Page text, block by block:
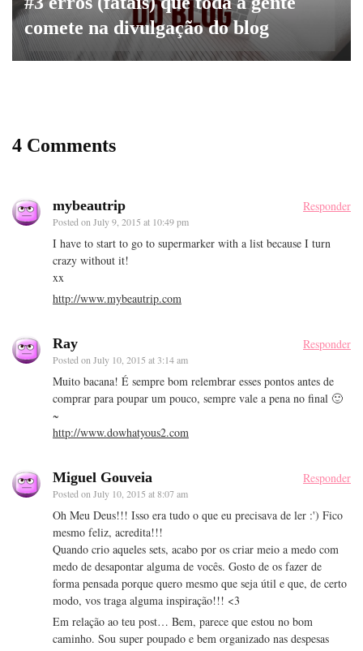
comete na divulgação do blog
4 Comments
mybeautrip
Posted on July 9, 2015 at 10:49 pm
Responder
I have to start to go to supermarker with a list because I turn
crazy without it!
xx
http://www.mybeautrip.com
Ray
Posted on July 10, 2015 at 3:14 am
Responder
Muito bacana! É sempre bom relembrar esses pontos antes de
comprar para poupar um pouco, sempre vale a pena no final 🙂
~
http://www.dowhatyous2.com
Miguel Gouveia
Posted on July 10, 2015 at 8:07 am
Responder
Oh Meu Deus!!! Isso era tudo o que eu precisava de ler :') Fico
mesmo feliz, acredita!!!
Quando crio aqueles sets, acabo por os criar meio a medo com
medo de desapontar alguma de vocês. Gosto de os fazer de
forma pensada porque quero mesmo que seja útil e que, de certo
modo, vos traga alguma inspiração!!! <3
Em relação ao teu post… Bem, parece que estou no bom
caminho. Sou super poupado e bem organizado nas despesas